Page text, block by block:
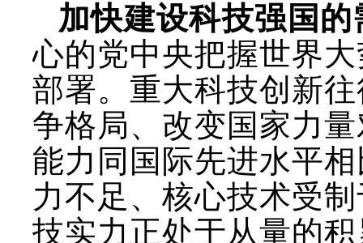
加快建设科技强国的
心的党中央把握世界
部署。重大科技创新
争格局、改变国家力
能力同国际先进水平
力不足、核心技术受
技实力正处于从量的